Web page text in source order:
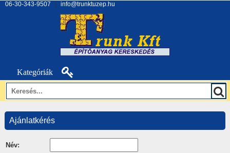
06-30-343-9507 info@trunktuzep.hu
Kategóriák
Ajánlatkérés
Név: